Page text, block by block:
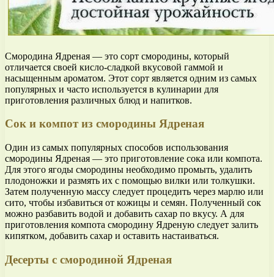
Смородина Ядреная — это сорт смородины, который
отличается своей кисло-сладкой вкусовой гаммой и
насыщенным ароматом. Этот сорт является одним из самых
популярных и часто используется в кулинарии для
приготовления различных блюд и напитков.
Сок и компот из смородины Ядреная
Один из самых популярных способов использования
смородины Ядреная — это приготовление сока или компота.
Для этого ягоды смородины необходимо промыть, удалить
плодоножки и размять их с помощью вилки или толкушки.
Затем полученную массу следует процедить через марлю или
сито, чтобы избавиться от кожицы и семян. Полученный сок
можно разбавить водой и добавить сахар по вкусу. А для
приготовления компота смородину Ядреную следует залить
кипятком, добавить сахар и оставить настаиваться.
Десерты с смородиной Ядреная